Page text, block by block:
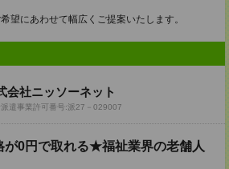
望にあわせて幅広くご提案いたします。
会社ニッソーネット
遣事業許可番号:派27－029007
が0円で取れる★福祉業界の老舗人